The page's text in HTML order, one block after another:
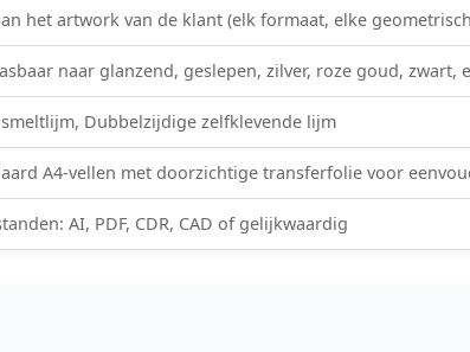
het artwork van de klant (elk formaat, elke
naar glanzend, geslepen, zilver, roze goud, zwart,
Dubbelzijdige zelfklevende lijm
A4-vellen met doorzichtige transferfolie voor
AI, PDF, CDR, CAD of gelijkwaardig